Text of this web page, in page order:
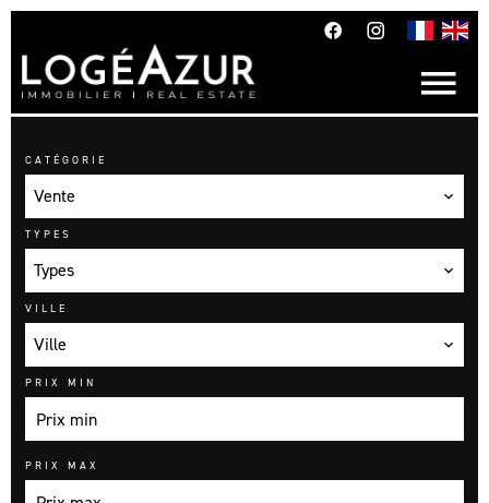
CATÉGORIE
Vente
TYPES
Types
VILLE
Ville
PRIX MIN
PRIX MAX